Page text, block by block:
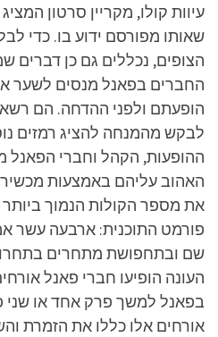
עיוות קולו, מקריין סרטון
שאותו מפורסם ידוע בו. כדי
הצופים, נכללים גם כן דברים
החברים בפאנל מנסים לשער
הופעתם ולפני ההדחה. הם
לבקש מהמנחה להציג רמזים
ההופעות, הקהל וחברי הפאנל
האהוב עליהם באמצעות
את מספר הקולות הנמוך
פורמט התוכנית: ארבעה עשר
שם ובתחפושת מתחרים
העונה הופיעו חברי פאנל
בפאנל למשך פרק אחד או שני
אורחים אלו כללו את הזמרת